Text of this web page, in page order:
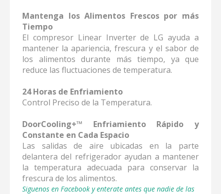
Mantenga los Alimentos Frescos por más
Tiempo
El compresor Linear Inverter de LG ayuda a
mantener la apariencia, frescura y el sabor de
los alimentos durante más tiempo, ya que
reduce las fluctuaciones de temperatura.
24 Horas de Enfriamiento
Control Preciso de la Temperatura.
DoorCooling+™ Enfriamiento Rápido y
Constante en Cada Espacio
Las salidas de aire ubicadas en la parte
delantera del refrigerador ayudan a mantener
la temperatura adecuada para conservar la
frescura de los alimentos.
Siguenos en Facebook y enterate antes que nadie de las